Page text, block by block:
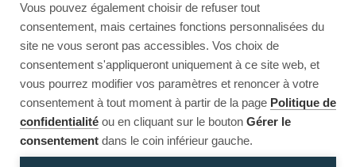
Vous pouvez également choisir de refuser tout
consentement, mais certaines fonctions personnalisées du
site ne vous seront pas accessibles. Vos choix de
consentement s'appliqueront uniquement à ce site web, et
vous pourrez modifier vos paramètres et renoncer à votre
consentement à tout moment à partir de la page Politique de
confidentialité ou en cliquant sur le bouton Gérer le
consentement dans le coin inférieur gauche.
Reload Back